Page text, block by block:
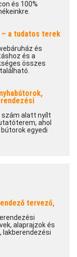
és 100%
– a tudatos terek
és
és a
összes
szám alatt nyílt
ahol
egyedi
tervező,
alaprajzok és
lakberendezési